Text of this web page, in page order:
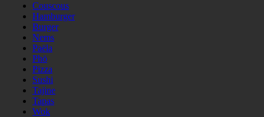
Couscous
Hamburger
Burger
Nems
Paëla
Phö
Pizza
Sushi
Tajine
Tapas
Wok